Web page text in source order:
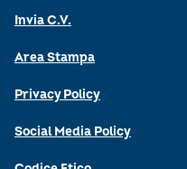
Invia C.V.
Area Stampa
Privacy Policy
Social Media Policy